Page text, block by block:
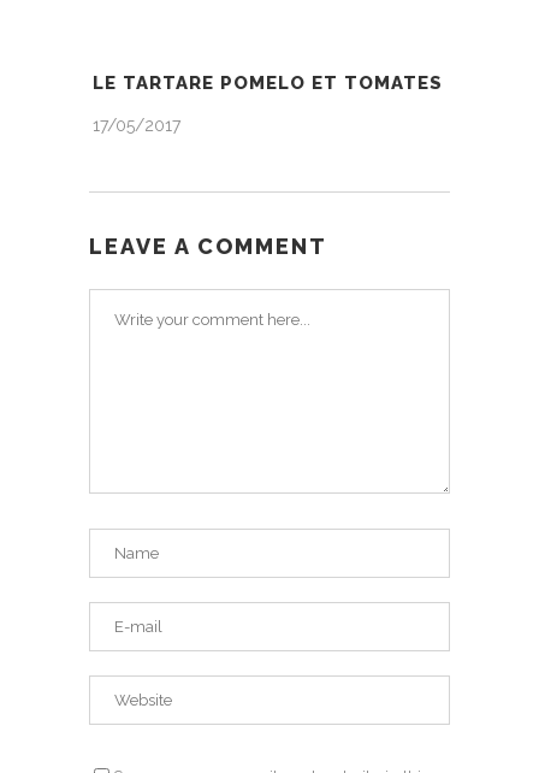
LE TARTARE POMELO ET TOMATES
17/05/2017
LEAVE A COMMENT